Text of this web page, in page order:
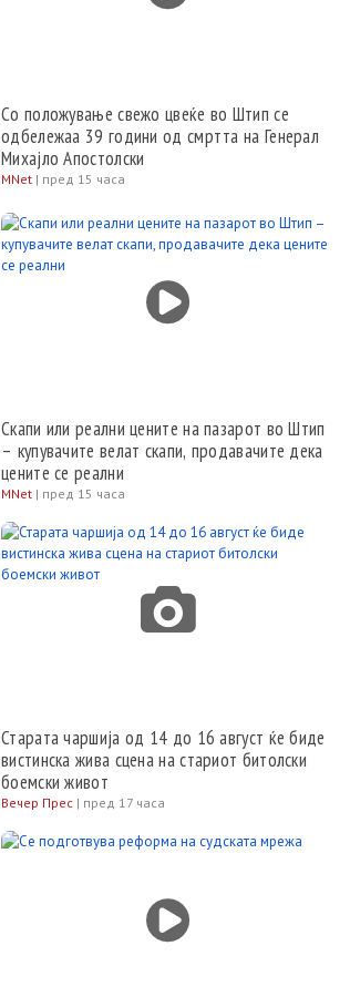
Со положување свежо цвеќе во Штип се
одбележаа 39 години од смртта на Генерал
Михајло Апостолски
MNet | пред 15 часа
Скапи или реални цените на пазарот во Штип
– купувачите велат скапи, продавачите дека
цените се реални
MNet | пред 15 часа
Старата чаршија од 14 до 16 август ќе биде
вистинска жива сцена на стариот битолски
боемски живот
Вечер Прес | пред 17 часа